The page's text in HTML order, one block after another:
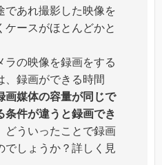
であれ撮影した映像を
ケースがほとんどかと
ラの映像を録画をする
、録画ができる時間
画媒体の容量が同じで
条件が違うと録画でき
どういったことで録画
でしょうか？詳しく見